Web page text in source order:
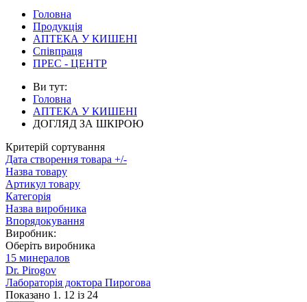
Головна
Продукція
АПТЕКА У КИШЕНІ
Співпраця
ПРЕС - ЦЕНТР
Ви тут:
Головна
АПТЕКА У КИШЕНІ
ДОГЛЯД ЗА ШКІРОЮ
Критерій сортування
Дата створення товара +/-
Назва товару
Артикул товару
Категорія
Назва виробника
Впорядокування
Виробник:
Оберіть виробника
15 минералов
Dr. Pirogov
Лабораторiя доктора Пирогова
Показано 1. 12 із 24